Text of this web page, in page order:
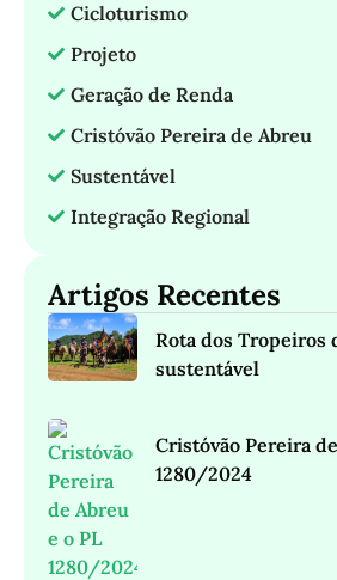
Cicloturismo
Projeto
Geração de Renda
Cristóvão Pereira de Abreu
Sustentável
Integração Regional
Artigos Recentes
Rota dos Tropeiros
sustentável
Cristóvão Pereira
1280/2024